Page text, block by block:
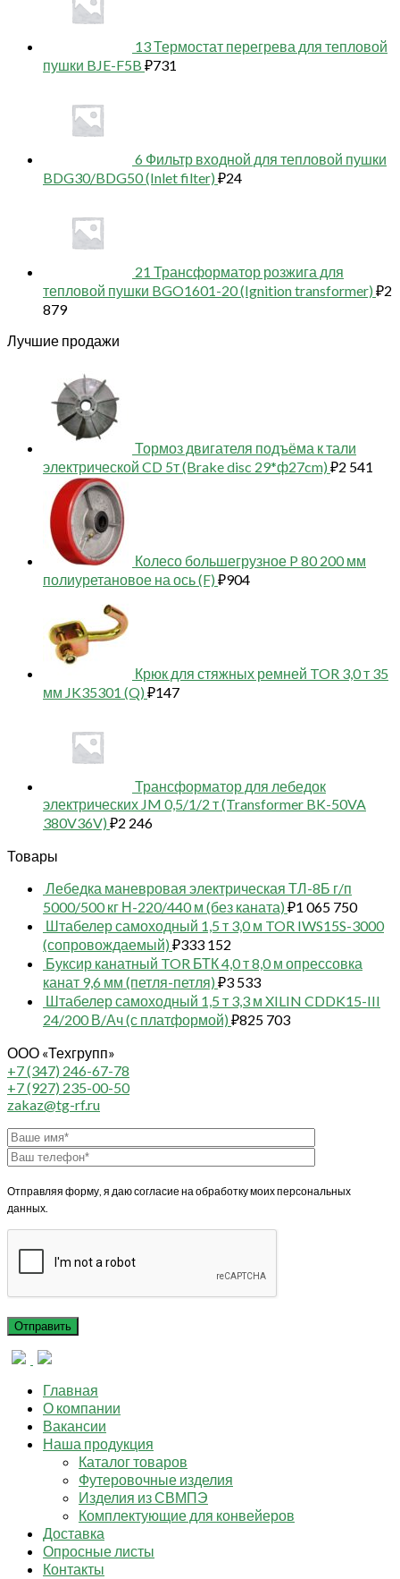
13 Термостат перегрева для тепловой
пушки BJE-F5B ₽731
6 Фильтр входной для тепловой пушки
BDG30/BDG50 (Inlet filter) ₽24
21 Трансформатор розжига для
тепловой пушки BGO1601-20 (Ignition transformer) ₽2
879
Лучшие продажи
Тормоз двигателя подъёма к тали
электрической CD 5т (Brake disc 29*ф27cm) ₽2 541
Колесо большегрузное P 80 200 мм
полиуретановое на ось (F) ₽904
Крюк для стяжных ремней TOR 3,0 т 35
мм JK35301 (Q) ₽147
Трансформатор для лебедок
электрических JM 0,5/1/2 т (Transformer BK-50VA
380V36V) ₽2 246
Товары
Лебедка маневровая электрическая ТЛ-8Б г/п
5000/500 кг Н-220/440 м (без каната) ₽1 065 750
Штабелер самоходный 1,5 т 3,0 м TOR IWS15S-3000
(сопровождаемый) ₽333 152
Буксир канатный TOR БТК 4,0 т 8,0 м опрессовка
канат 9,6 мм (петля-петля) ₽3 533
Штабелер самоходный 1,5 т 3,3 м XILIN CDDK15-III
24/200 В/Ач (с платформой) ₽825 703
ООО «Техгрупп»
+7 (347) 246-67-78
+7 (927) 235-00-50
zakaz@tg-rf.ru
Отправляя форму, я даю согласие на обработку моих персональных
данных.
Главная
О компании
Вакансии
Наша продукция
Каталог товаров
Футеровочные изделия
Изделия из СВМПЭ
Комплектующие для конвейеров
Доставка
Опросные листы
Контакты